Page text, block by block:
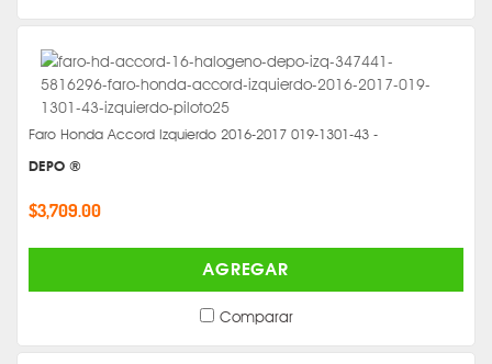
Faro Honda Accord Izquierdo 2016-2017 019-1301-43 -
DEPO ®
$3,709.00
AGREGAR
Comparar